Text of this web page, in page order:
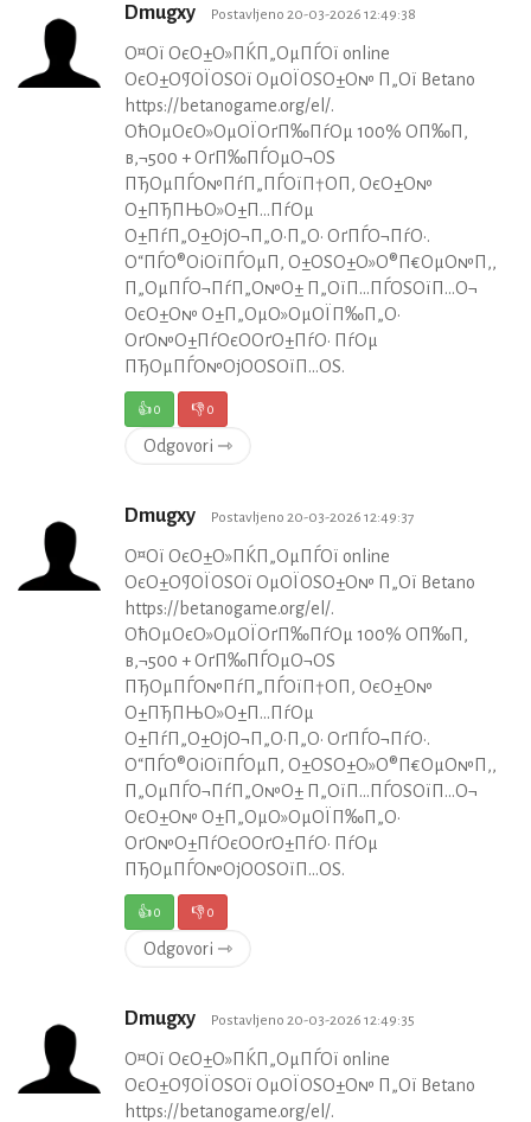
Dmugxy Postavljeno 20-03-2026 12:49:38
О¤Ої ОєО±О»ПЌП„ОµПЃОї online
ОєО±О¶ОЇОЅОї ОµОЇОЅО±О№ П„Ої Betano
https://betanogame.org/el/.
ОћОµОєО»ОµОЇОґП‰ПѓОµ 100% О­П‰П‚
в‚¬500 + ОґП‰ПЃОµО¬ОЅ
ПЂОµПЃО№ПѓП„ПЃОїП†О­П‚ ОєО±О№
О±ПЂПЊО»О±П…ПѓОµ
О±ПѓП„О±ОјО¬П„О·П„О· ОґПЃО¬ПѓО·.
О“ПЃО®ОіОїПЃОµП‚ О±ОЅО±О»О®П€ОµО№П‚,
П„ОµПЃО¬ПѓП„О№О± П„ОїП…ПЃОЅОїП…О¬
ОєО±О№ О±П„ОµО»ОµОЇП‰П„О·
ОґО№О±ПѓОєО­ОґО±ПѓО· ПѓОµ
ПЂОµПЃО№ОјО­ОЅОїП…ОЅ.
👍0 👎0
Odgovori ⇾
Dmugxy Postavljeno 20-03-2026 12:49:37
О¤Ої ОєО±О»ПЌП„ОµПЃОї online
ОєО±О¶ОЇОЅОї ОµОЇОЅО±О№ П„Ої Betano
https://betanogame.org/el/.
ОћОµОєО»ОµОЇОґП‰ПѓОµ 100% О­П‰П‚
в‚¬500 + ОґП‰ПЃОµО¬ОЅ
ПЂОµПЃО№ПѓП„ПЃОїП†О­П‚ ОєО±О№
О±ПЂПЊО»О±П…ПѓОµ
О±ПѓП„О±ОјО¬П„О·П„О· ОґПЃО¬ПѓО·.
О“ПЃО®ОіОїПЃОµП‚ О±ОЅО±О»О®П€ОµО№П‚,
П„ОµПЃО¬ПѓП„О№О± П„ОїП…ПЃОЅОїП…О¬
ОєО±О№ О±П„ОµО»ОµОЇП‰П„О·
ОґО№О±ПѓОєО­ОґО±ПѓО· ПѓОµ
ПЂОµПЃО№ОјО­ОЅОїП…ОЅ.
👍0 👎0
Odgovori ⇾
Dmugxy Postavljeno 20-03-2026 12:49:35
О¤Ої ОєО±О»ПЌП„ОµПЃОї online
ОєО±О¶ОЇОЅОї ОµОЇОЅО±О№ П„Ої Betano
https://betanogame.org/el/.